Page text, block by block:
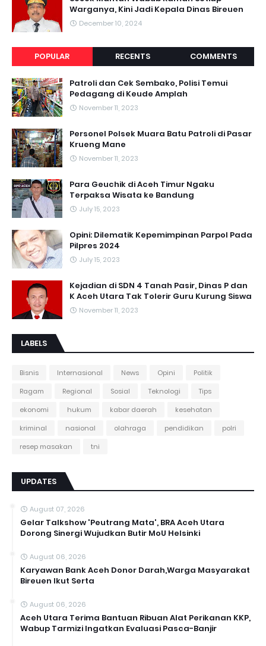
Warganya, Kini Jadi Kepala Dinas Bireuen
December 10, 2024
POPULAR RECENTS COMMENTS
Patroli dan Cek Sembako, Polisi Temui
Pedagang di Keude Amplah
November 11, 2023
Personel Polsek Muara Batu Patroli di Pasar
Krueng Mane
November 11, 2023
Para Geuchik di Aceh Timur Ngaku
Terpaksa Wisata ke Bandung
July 15, 2023
Opini: Dilematik Kepemimpinan Parpol Pada
Pilpres 2024
July 15, 2023
Kejadian di SDN 4 Tanah Pasir, Dinas P dan
K Aceh Utara Tak Tolerir Guru Kurung Siswa
November 11, 2023
LABELS
Bisnis Internasional News Opini
Politik
Ragam
Regional Sosial Teknologi
Tips
ekonomi
hukum kabar daerah
kesehatan
kriminal
nasional olahraga pendidikan
polri
resep masakan
tni
UPDATES
August 07, 2026
Gelar Talkshow 'Peutrang Mata', BRA Aceh Utara
Dorong Sinergi Wujudkan Butir MoU Helsinki
August 06, 2026
Karyawan Bank Aceh Donor Darah,Warga Masyarakat
Bireuen Ikut Serta
August 06, 2026
Aceh Utara Terima Bantuan Ribuan Alat Perikanan KKP,
Wabup Tarmizi Ingatkan Evaluasi Pasca-Banjir